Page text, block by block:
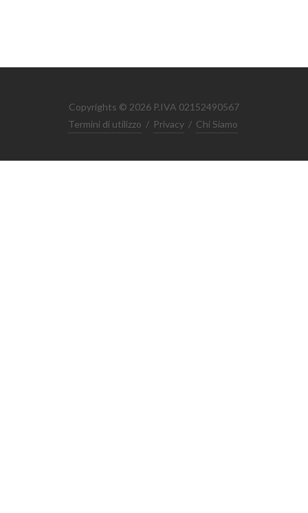
Copyrights © 2026 P.IVA 02152490567
Termini di utilizzo / Privacy / Chi Siamo